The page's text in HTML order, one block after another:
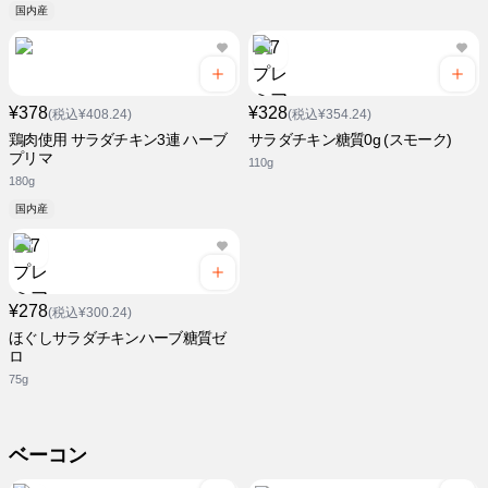
国内産
¥378(税込¥408.24)
鶏肉使用 サラダチキン3連 ハーブ
プリマ
180g
国内産
¥328(税込¥354.24)
サラダチキン糖質0g (スモーク)
110g
¥278(税込¥300.24)
ほぐしサラダチキンハーブ糖質ゼ
ロ
75g
ベーコン